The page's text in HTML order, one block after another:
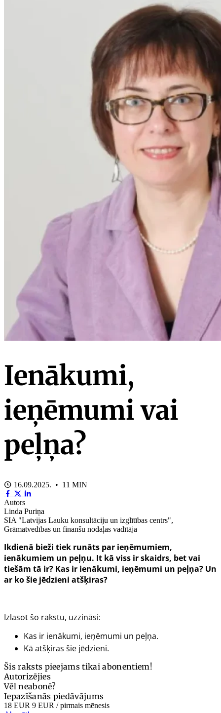
Ienākumi,
ieņēmumi vai
peļņa?
16.09.2025. • 11 MIN
Autors
Linda Puriņa
SIA "Latvijas Lauku konsultāciju un izglītības centrs",
Grāmatvedības un finanšu nodaļas vadītāja
Ikdienā bieži tiek runāts par ieņēmumiem,
ienākumiem un peļņu. It kā viss ir skaidrs, bet vai
tiešām tā ir? Kas ir ienākumi, ieņēmumi un peļņa? Un
ar ko šie jēdzieni atšķiras?
Izlasot šo rakstu, uzzināsi:
Kas ir ienākumi, ieņēmumi un peļņa.
Kā atšķiras šie jēdzieni.
Šis raksts pieejams tikai abonentiem!
Autorizējies
Vēl neabonē?
Iepazīšanās piedāvājums
18 EUR 9 EUR / pirmais mēnesis